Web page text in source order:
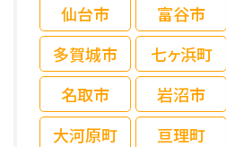
仙台市 富谷市
多賀城市
七ヶ浜町
名取市
岩沼市
大河原町
亘理町